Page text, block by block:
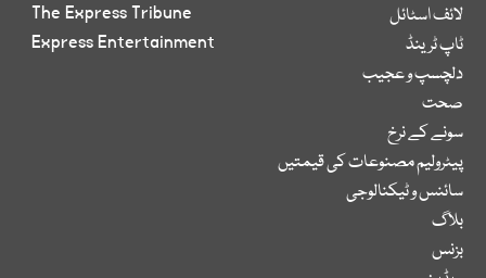
لائف اسٹائل
ٹاپ ٹرینڈ
دلچسپ و عجیب
صحت
سونے کے نرخ
پیٹرولیم مصنوعات کی قیمتیں
سائنس و ٹیکنالوجی
بلاگ
بزنس
The Express Tribune
Express Entertainment